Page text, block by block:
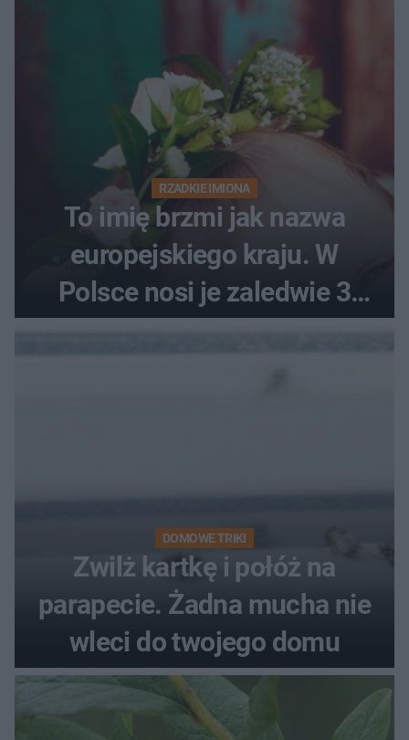
RZADKIE IMIONA
To imię brzmi jak nazwa
europejskiego kraju. W
Polsce nosi je zaledwie 3
DOMOWE TRIKI
Zwilż kartkę i połóż na
parapecie. Żadna mucha nie
wleci do twojego domu